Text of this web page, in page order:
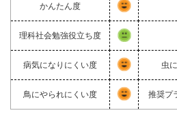
かんたん度
理科社会勉強役立ち度
病気になりにくい度 虫
鳥にやられにくい度 推奨プ